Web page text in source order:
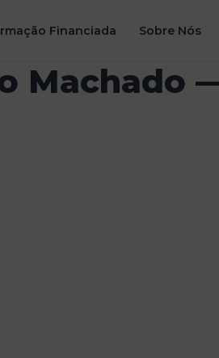
Financiada Sobre Nós
Machado